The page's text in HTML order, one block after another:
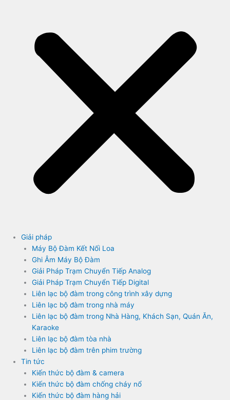
Giải pháp
Máy Bộ Đàm Kết Nối Loa
Ghi Âm Máy Bộ Đàm
Giải Pháp Trạm Chuyển Tiếp Analog
Giải Pháp Trạm Chuyển Tiếp Digital
Liên lạc bộ đàm trong công trình xây dựng
Liên lạc bộ đàm trong nhà máy
Liên lạc bộ đàm trong Nhà Hàng, Khách Sạn, Quán Ăn,
Karaoke
Liên lạc bộ đàm tòa nhà
Liên lạc bộ đàm trên phim trường
Tin tức
Kiến thức bộ đàm & camera
Kiến thức bộ đàm chống cháy nổ
Kiến thức bộ đàm hàng hải